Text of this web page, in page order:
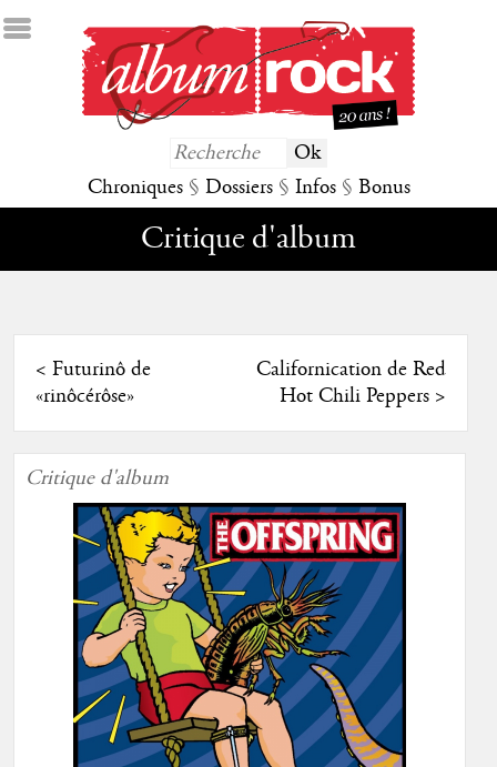
Chroniques § Dossiers § Infos § Bonus
Critique d'album
< Futurinô de
«rinôcérôse»
Californication de Red
Hot Chili Peppers>
Critique d'album